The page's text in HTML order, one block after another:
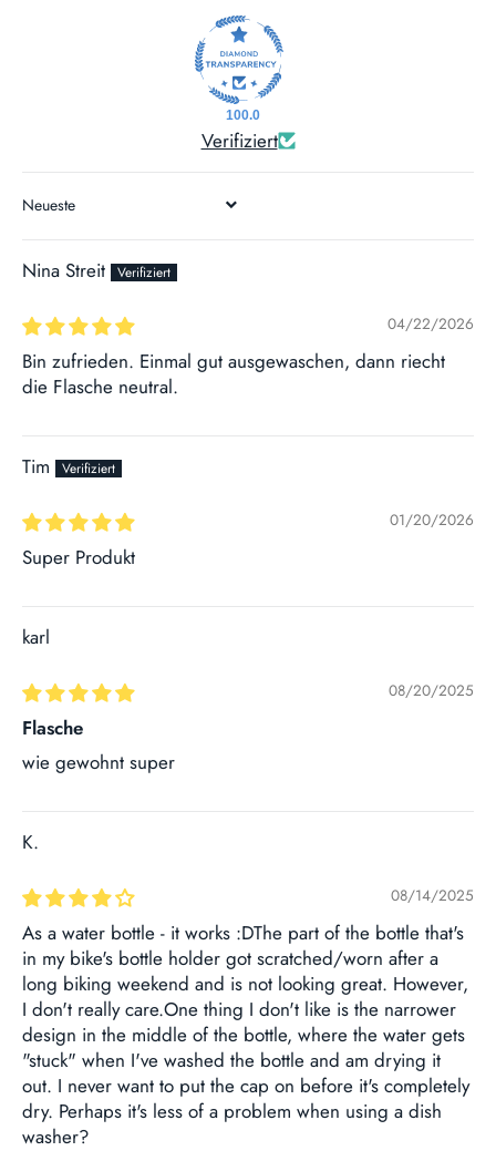
100.0
Verifiziert
SORT BY
Nina Streit
04/22/2026
Bin zufrieden. Einmal gut ausgewaschen, dann riecht
die Flasche neutral.
Tim
01/20/2026
Super Produkt
karl
08/20/2025
Flasche
wie gewohnt super
K.
08/14/2025
As a water bottle - it works :DThe part of the bottle that's
in my bike's bottle holder got scratched/worn after a
long biking weekend and is not looking great. However,
I don't really care.One thing I don't like is the narrower
design in the middle of the bottle, where the water gets
"stuck" when I've washed the bottle and am drying it
out. I never want to put the cap on before it's completely
dry. Perhaps it's less of a problem when using a dish
washer?